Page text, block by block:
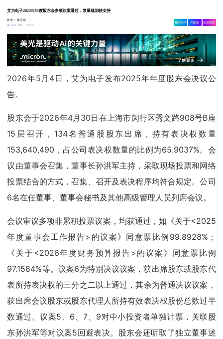
艾为电子2025年年度股东会多项议案通过，发展规划获支持
作者：集小微
05-04 11:10
9224
相关舆情 AI解读 生成海报
2026年5月4日，艾为电子发布2025年年度股东会决议公
告。
股东会于2026年4月30日在上海市闵行区秀文路908号B座
15层召开，134名普通股股东出席，持有表决权数量
153,640,490，占公司表决权数量的比例为65.9037%。会
议由董事会召集，董事长孙洪军主持，采取现场投票和网络
投票结合的方式，召集、召开及表决程序均符合规定。公司
6名在任董事、董事会秘书及其他高级管理人员列席会议。
会议审议多项非累积投票议案，均获通过，如《关于<2025
年度董事会工作报告>的议案》同意票比例99.8928%；
《关于<2026年度财务预算报告>的议案》同意票比例
97.1584%等。议案6为特别决议议案，获出席股东或股东代
表所持表决权的三分之二以上通过，其余为普通决议议案，
获出席会议股东或股东代理人所持有效表决权股份总数过半
数通过。议案5、6、7、9对中小投资者单独计票，关联股
东孙洪军等对议案5回避表决。股东会还听取了独立董事述